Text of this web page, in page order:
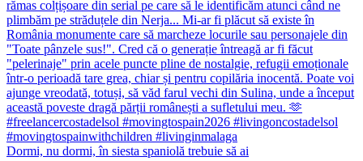
Dormi, nu dormi, în siesta spaniolă trebuie să ai